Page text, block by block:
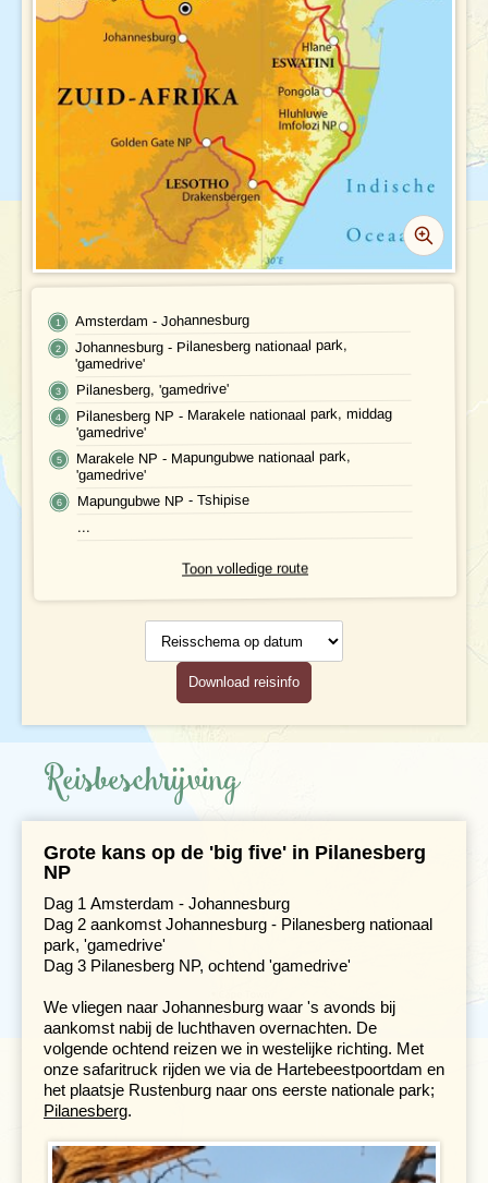
Vervoer
Bij de reis inbegrepen
Excursies
Reisdocumenten
Geldzaken
Maaltijden
Hotelverlenging
Klimaat en geografie
Reisbegeleiding en gidsen
REIS BOEKEN
Amsterdam - Johannesburg
Johannesburg - Pilanesberg nationaal park,
'gamedrive'
Pilanesberg, 'gamedrive'
Pilanesberg NP - Marakele nationaal park, middag
'gamedrive'
Marakele NP - Mapungubwe nationaal park,
'gamedrive'
Mapungubwe NP - Tshipise
...
Toon volledige route
op datum
Download reisinfo
Reisbeschrijving
Grote kans op de 'big five' in Pilanesberg
NP
Dag 1 Amsterdam - Johannesburg
Dag 2 aankomst Johannesburg - Pilanesberg nationaal
park, 'gamedrive'
Dag 3 Pilanesberg NP, ochtend 'gamedrive'
We vliegen naar Johannesburg waar 's avonds bij
aankomst nabij de luchthaven overnachten. De
volgende ochtend reizen we in westelijke richting. Met
onze safaritruck rijden we via de Hartebeestpoortdam en
het plaatsje Rustenburg naar ons eerste nationale park;
Pilanesberg.